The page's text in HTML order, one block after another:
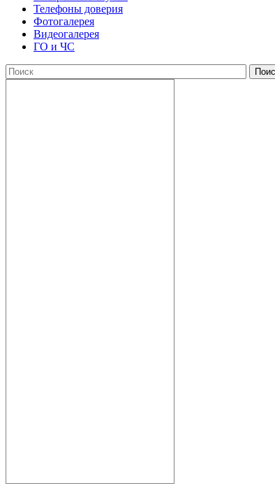
Телефоны доверия
Фотогалерея
Видеогалерея
ГО и ЧС